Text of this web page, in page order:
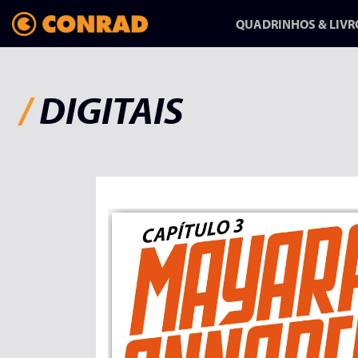
QUADRINHOS &
DE VIDA
HQ-REPORTAGEM DE
RAPHA PINHEIRO CHEGA
NA CONRAD
/DIGITAIS